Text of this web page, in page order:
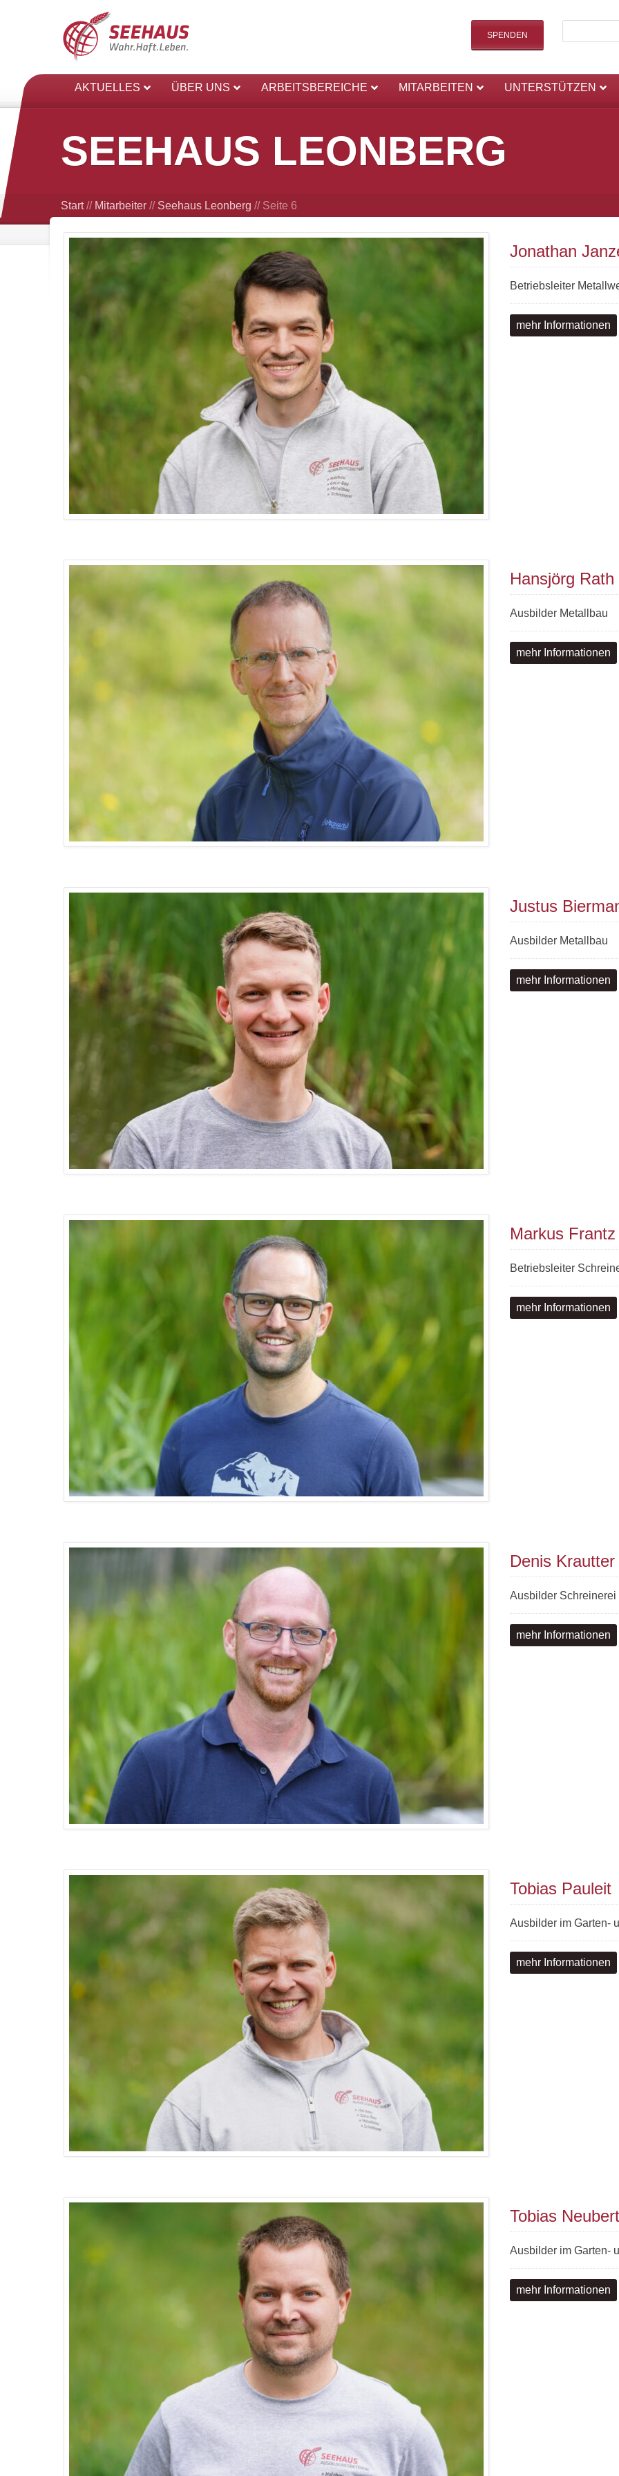
SPENDEN
AKTUELLES ÜBER UNS ARBEITSBEREICHE MITARBEITEN UNTERSTÜTZEN
SEEHAUS LEONBERG
Start// Mitarbeiter // Seehaus Leonberg // Seite 6
Jonathan
Betriebsleiter
mehr Informationen
Hansjörg Rath
Ausbilder Metallbau
mehr Informationen
Justus
Ausbilder Metallbau
mehr Informationen
Markus Frantz
Betriebsleiter
mehr Informationen
Denis Krautter
Ausbilder Schreinerei
mehr Informationen
Tobias Pauleit
Ausbilder im Garten-
mehr Informationen
Tobias Neubert
Ausbilder im Garten-
mehr Informationen